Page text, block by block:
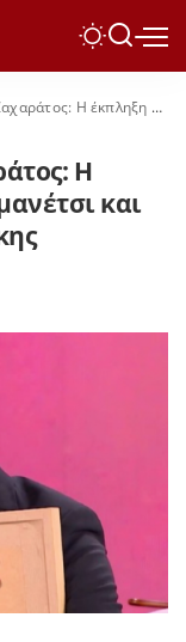
και το ξεχωριστό δώρο της Αλίκης Βουγιουκλάκη
Η
και